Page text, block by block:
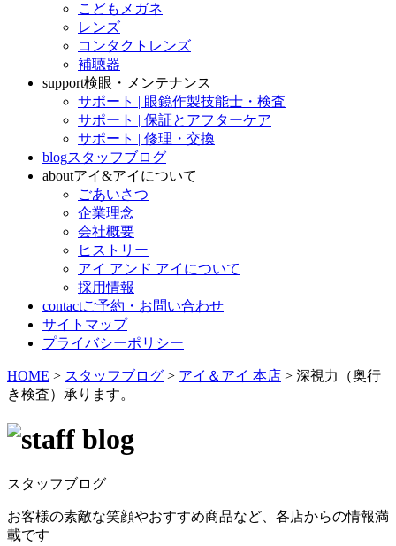
こどもメガネ
レンズ
コンタクトレンズ
補聴器
support検眼・メンテナンス
サポート | 眼鏡作製技能士・検査
サポート | 保証とアフターケア
サポート | 修理・交換
blogスタッフブログ
aboutアイ&アイについて
ごあいさつ
企業理念
会社概要
ヒストリー
アイ アンド アイについて
採用情報
contactご予約・お問い合わせ
サイトマップ
プライバシーポリシー
HOME > スタッフブログ > アイ＆アイ 本店 > 深視力（奥行
き検査）承ります。
スタッフブログ
お客様の素敵な笑顔やおすすめ商品など、各店からの情報満
載です